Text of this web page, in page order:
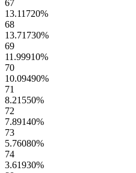
67
13.11720%
68
13.71730%
69
11.99910%
70
10.09490%
71
8.21550%
72
7.89140%
73
5.76080%
74
3.61930%